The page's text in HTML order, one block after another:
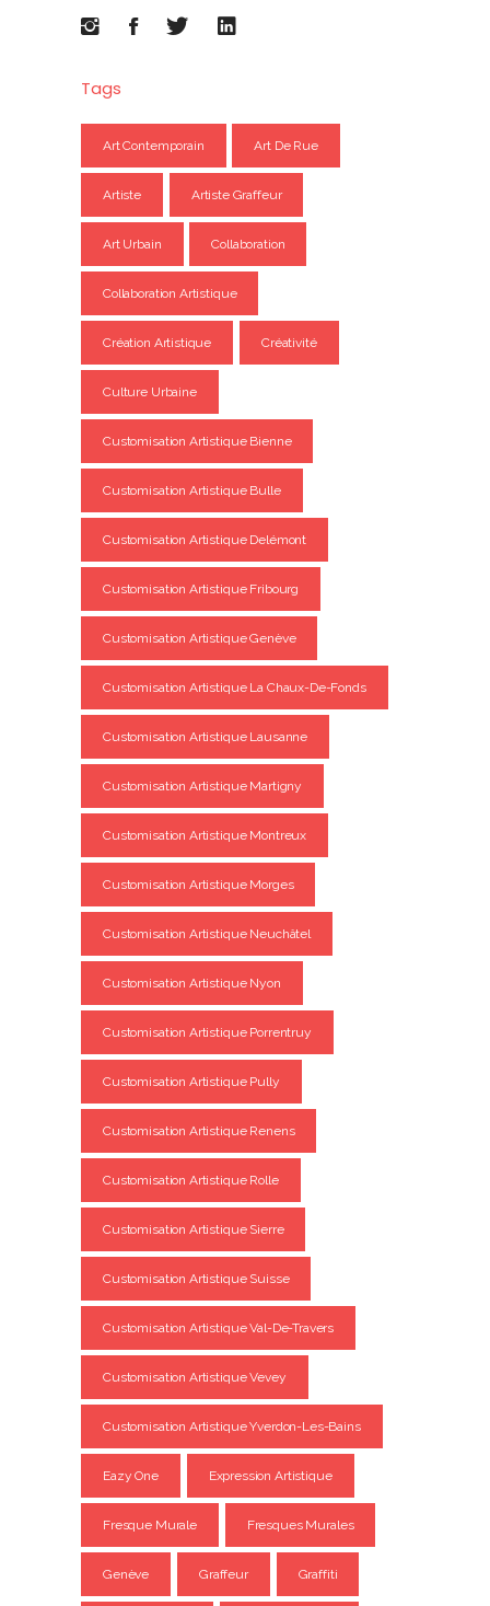
Tags
Art Contemporain Art De Rue
Artiste Artiste Graffeur
Art Urbain Collaboration
Collaboration Artistique
Création Artistique Créativité
Culture Urbaine
Customisation Artistique Bienne
Customisation Artistique Bulle
Customisation Artistique Delémont
Customisation Artistique Fribourg
Customisation Artistique Genève
Customisation Artistique La Chaux-De-Fonds
Customisation Artistique Lausanne
Customisation Artistique Martigny
Customisation Artistique Montreux
Customisation Artistique Morges
Customisation Artistique Neuchâtel
Customisation Artistique Nyon
Customisation Artistique Porrentruy
Customisation Artistique Pully
Customisation Artistique Renens
Customisation Artistique Rolle
Customisation Artistique Sierre
Customisation Artistique Suisse
Customisation Artistique Val-De-Travers
Customisation Artistique Vevey
Customisation Artistique Yverdon-Les-Bains
Eazy One Expression Artistique
Fresque Murale Fresques Murales
Genève Graffeur Graffiti